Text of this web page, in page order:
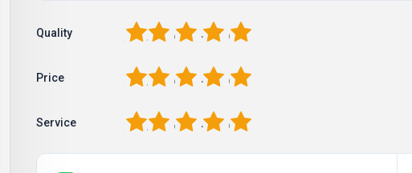
Quality 5
4
3
2
Price 5
4
3
2
Service 5
4
3
2